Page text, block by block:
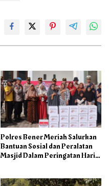
Polres Bener Meriah Salurkan
Bantuan Sosial dan Peralatan
Masjid Dalam Peringatan Hari